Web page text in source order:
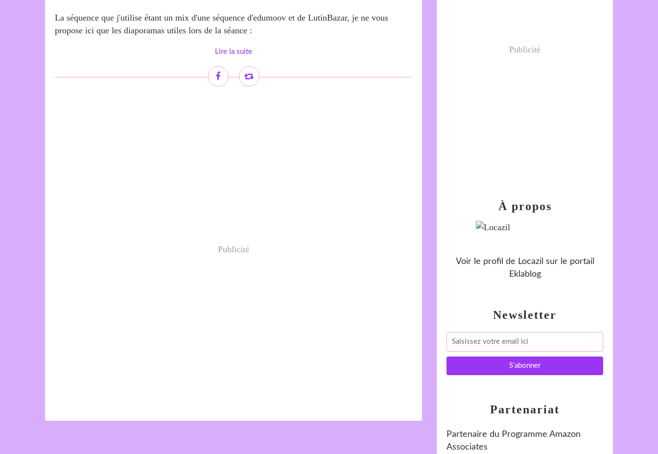
La séquence que j'utilise étant un mix d'une séquence d'edumoov et de LutinBazar, je ne vous
propose ici que les diaporamas utiles lors de la séance :
Lire la suite
Publicité
Newsletter
Publicité
À propos
Voir le profil de Locazil sur le portail
Eklablog
Partenariat
Partenaire du Programme Amazon
Associates